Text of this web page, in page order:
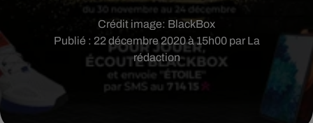
Publié : 22 décembre 2020 à 15h00 par La
rédaction
Crédit image: BlackBox